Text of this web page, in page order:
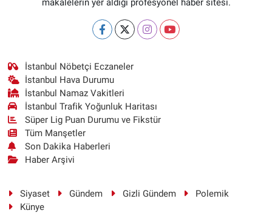
İstanbul Nöbetçi Eczaneler
İstanbul Hava Durumu
İstanbul Namaz Vakitleri
İstanbul Trafik Yoğunluk Haritası
Süper Lig Puan Durumu ve Fikstür
Tüm Manşetler
Son Dakika Haberleri
Haber Arşivi
Siyaset Gündem Gizli Gündem
Polemik
Künye